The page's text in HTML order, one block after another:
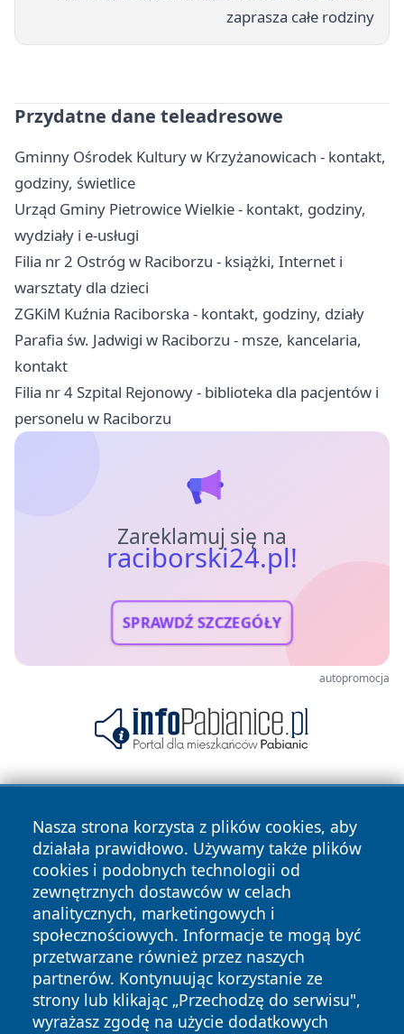
zaprasza całe rodziny
Przydatne dane teleadresowe
Gminny Ośrodek Kultury w Krzyżanowicach - kontakt,
godziny, świetlice
Urząd Gminy Pietrowice Wielkie - kontakt, godziny,
wydziały i e-usługi
Filia nr 2 Ostróg w Raciborzu - książki, Internet i
warsztaty dla dzieci
ZGKiM Kuźnia Raciborska - kontakt, godziny, działy
Parafia św. Jadwigi w Raciborzu - msze, kancelaria,
kontakt
Filia nr 4 Szpital Rejonowy - biblioteka dla pacjentów i
personelu w Raciborzu
Zareklamuj się na
raciborski24.pl!
SPRAWDŹ SZCZEGÓŁY
autopromocja
Nasza strona korzysta z plików cookies, aby
działała prawidłowo. Używamy także plików
cookies i podobnych technologii od
zewnętrznych dostawców w celach
analitycznych, marketingowych i
społecznościowych. Informacje te mogą być
przetwarzane również przez naszych
partnerów. Kontynuując korzystanie ze
strony lub klikając „Przechodzę do serwisu",
wyrażasz zgodę na użycie dodatkowych
Copyright © 2026 raciborski24.pl Wszystkie prawa
zastrzeżone.
News Autorzy
Polityka
Prywatności
Polityka
Cookies